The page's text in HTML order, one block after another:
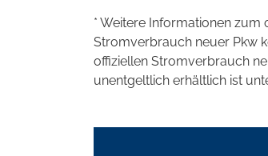
* Weitere Informationen zum
Stromverbrauch neuer Pkw
offiziellen Stromverbrauch
unentgeltlich erhältlich ist